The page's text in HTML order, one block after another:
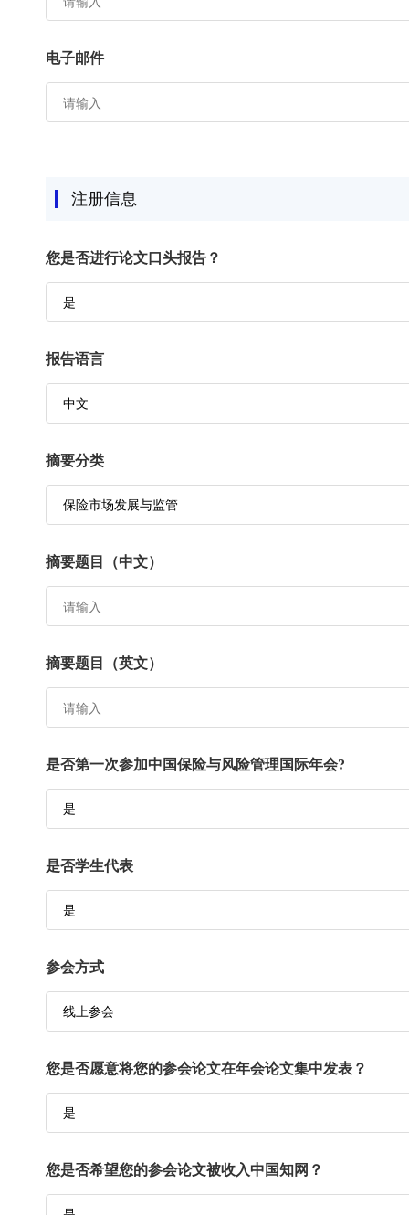
电子邮件
注册信息
您是否进行论文口头报告？
报告语言
摘要分类
摘要题目（中文）
摘要题目（英文）
是否第一次参加中国保险与风险管理国际年会?
是否学生代表
参会方式
您是否愿意将您的参会论文在年会论文集中发表？
您是否希望您的参会论文被收入中国知网？